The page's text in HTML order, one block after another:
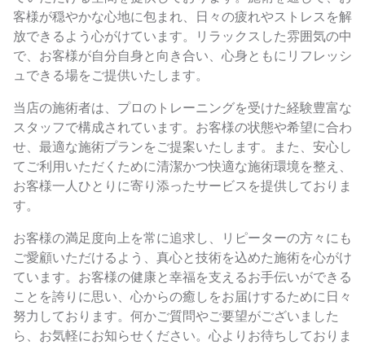
客様が穏やかな心地に包まれ、日々の疲れやストレスを解
放できるよう心がけています。リラックスした雰囲気の中
で、お客様が自分自身と向き合い、心身ともにリフレッシ
ュできる場をご提供いたします。
当店の施術者は、プロのトレーニングを受けた経験豊富な
スタッフで構成されています。お客様の状態や希望に合わ
せ、最適な施術プランをご提案いたします。また、安心し
てご利用いただくために清潔かつ快適な施術環境を整え、
お客様一人ひとりに寄り添ったサービスを提供しておりま
す。
お客様の満足度向上を常に追求し、リピーターの方々にも
ご愛顧いただけるよう、真心と技術を込めた施術を心がけ
ています。お客様の健康と幸福を支えるお手伝いができる
ことを誇りに思い、心からの癒しをお届けするために日々
努力しております。何かご質問やご要望がございました
ら、お気軽にお知らせください。心よりお待ちしておりま